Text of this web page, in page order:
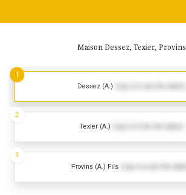
Maison Dessez, Texier, Provins
Dessez (A.)
1
Texier (A.)
2
Provins (A.) Fils
3